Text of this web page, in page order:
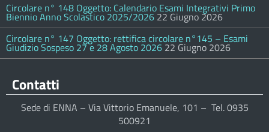
Circolare n° 148 Oggetto: Calendario Esami Integrativi Primo
Biennio Anno Scolastico 2025/2026 22 Giugno 2026
Circolare n° 147 Oggetto: rettifica circolare n°145 – Esami
Giudizio Sospeso 27 e 28 Agosto 2026 22 Giugno 2026
Contatti
Sede di ENNA – Via Vittorio Emanuele, 101 – Tel. 0935
500921